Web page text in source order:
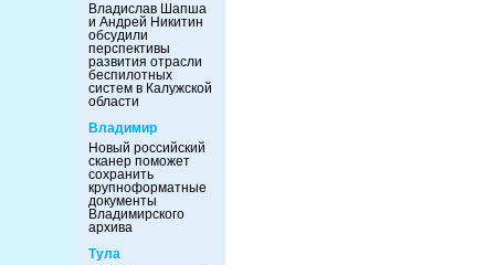
Владислав Шапша
и Андрей Никитин
обсудили
перспективы
развития отрасли
беспилотных
систем в Калужской
области
Владимир
Новый российский
сканер поможет
сохранить
крупноформатные
документы
Владимирского
архива
Тула